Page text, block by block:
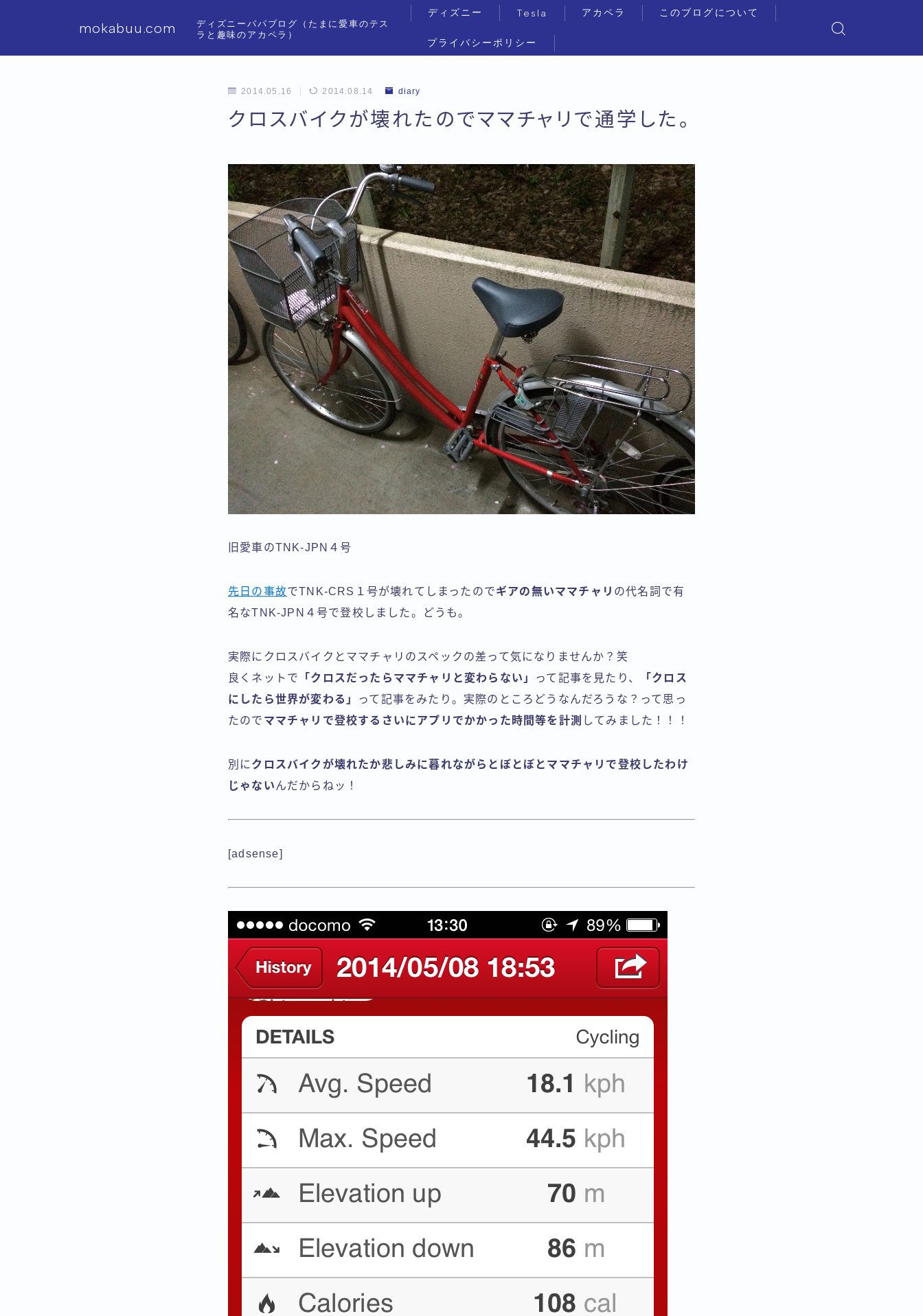
mokabuu.com
ディズニーパパブログ（たまに愛車のテス
ラと趣味のアカペラ）
ディズニー Tesla アカペラ このブログについて
プライバシーポリシー
2014.05.16 2014.08.14 diary
クロスバイクが壊れたのでママチャリで通学した。
旧愛車のTNK-JPN４号
先日の事故でTNK-CRS１号が壊れてしまったのでギアの無いママチャリ の代名詞で有
名なTNK-JPN４号で登校しました。どうも。
実際にクロスバイクとママチャリのスペックの差って気になりませんか？笑
良くネットで
「クロスだったらママチャリと変わらない」 って記事を見たり、
「クロス
にしたら世界が変わる」
って記事をみたり。実際のところどうなんだろうな？って思っ
たので ママチャリで登校するさいにアプリでかかった時間等を計測 してみました！！！
別にクロスバイクが壊れたか悲しみに暮れながらとぼとぼとママチャリで登校したわけ
じゃない んだからねッ！
[adsense]